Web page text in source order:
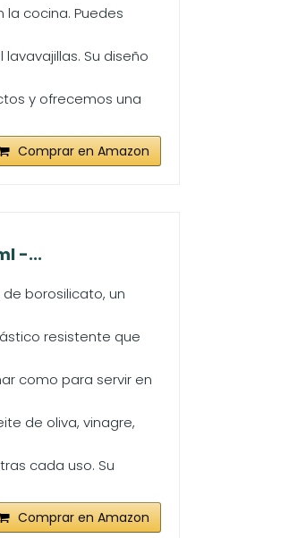
cocina. Puedes
Su diseño
y ofrecemos una
Comprar en Amazon
-...
de borosilicato, un
resistente que
como para servir en
de oliva, vinagre,
tras cada uso. Su
Comprar en Amazon